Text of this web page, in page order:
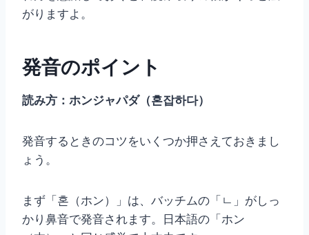
がりますよ。
発音のポイント
読み方：ホンジャパダ（혼잡하다）
発音するときのコツをいくつか押さえておきまし
ょう。
まず「혼（ホン）」は、バッチムの「ㄴ」がしっ
かり鼻音で発音されます。日本語の「ホン